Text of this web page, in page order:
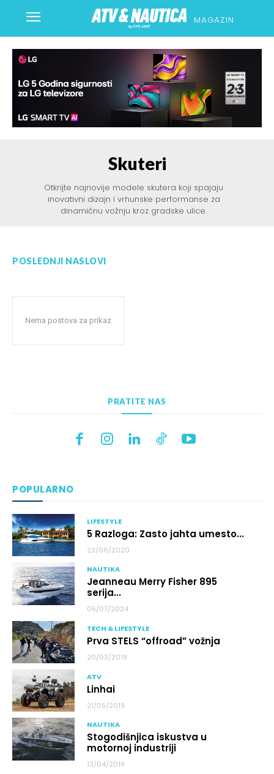
MAGAZIN
Skuteri
Otkrijte najnovije modele skutera koji spajaju
inovativni dizajn i vrhunske performanse za
dinamičnu vožnju kroz gradske ulice.
POSLEDNJI NASLOVI
Nema postova za prikaz
PRATITE NAS
POPULARNO
LIFESTYLE
5 Razloga: Zasto jahta umesto...
23/06/2020
NAUTIKA
Jeanneau Merry Fisher 895
serija...
05/07/2024
TECH & LIFESTYLE
Prva STELS “offroad” vožnja
20/03/2019
ATV
Linhai
21/05/2019
NAUTIKA
Stogodišnjica iskustva u
motornoj industriji
13/04/2019